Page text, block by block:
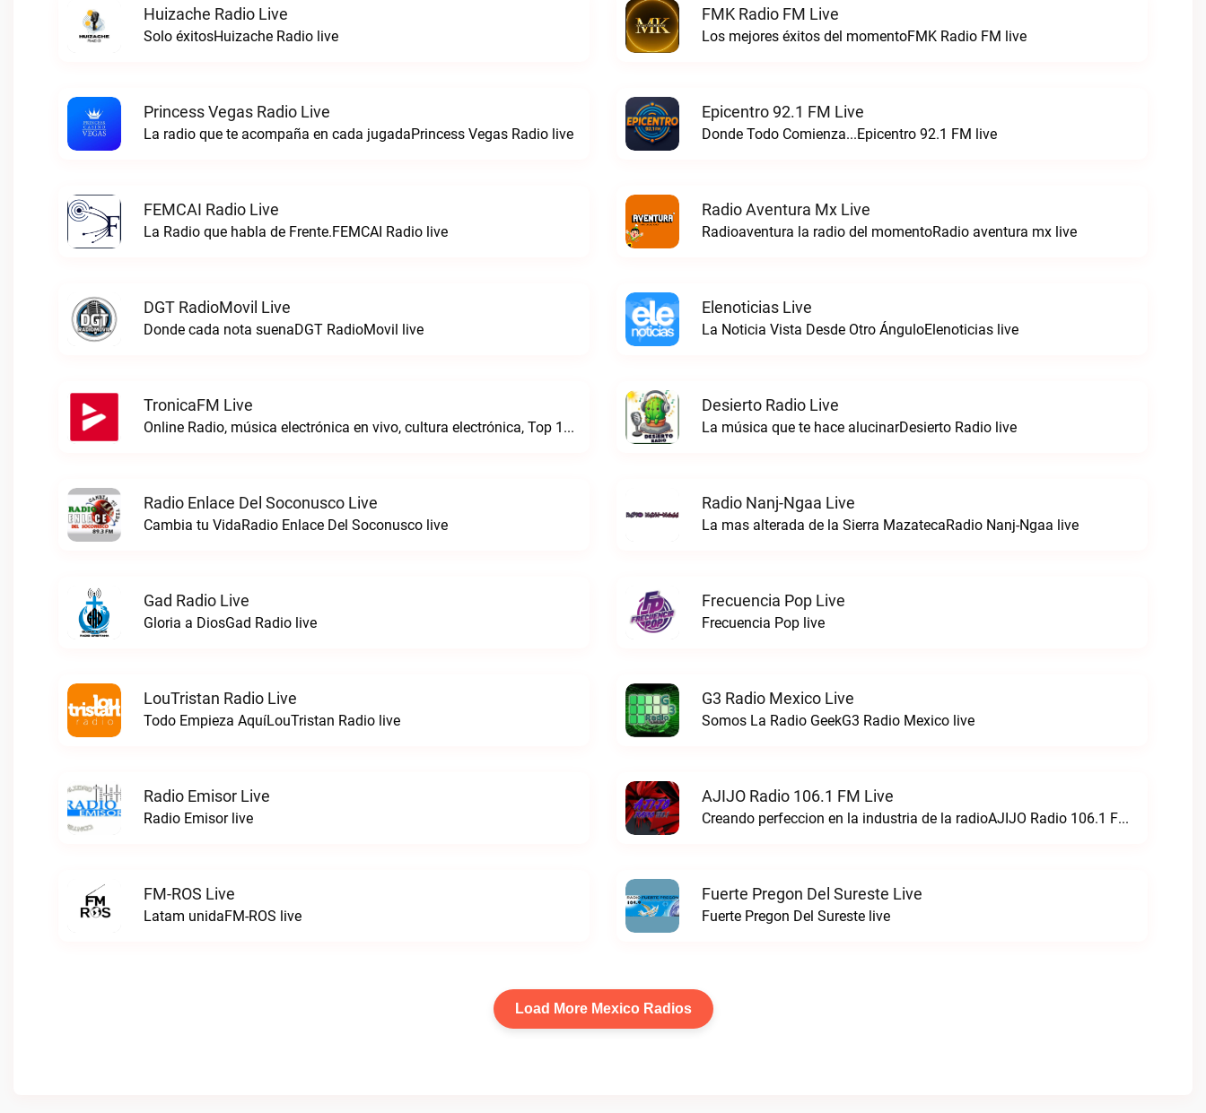
Huizache Radio Live
Solo éxitosHuizache Radio live
FMK Radio FM Live
Los mejores éxitos del momentoFMK Radio FM live
Princess Vegas Radio Live
La radio que te acompaña en cada jugadaPrincess Vegas Radio live
Epicentro 92.1 FM Live
Donde Todo Comienza...Epicentro 92.1 FM live
FEMCAI Radio Live
La Radio que habla de Frente.FEMCAI Radio live
Radio Aventura Mx Live
Radioaventura la radio del momentoRadio aventura mx live
DGT RadioMovil Live
Donde cada nota suenaDGT RadioMovil live
Elenoticias Live
La Noticia Vista Desde Otro ÁnguloElenoticias live
TronicaFM Live
Online Radio, música electrónica en vivo, cultura electrónica, Top 10 semanal, videos, descargasTronicaFM live
Desierto Radio Live
La música que te hace alucinarDesierto Radio live
Radio Enlace Del Soconusco Live
Cambia tu VidaRadio Enlace Del Soconusco live
Radio Nanj-Ngaa Live
La mas alterada de la Sierra MazatecaRadio Nanj-Ngaa live
Gad Radio Live
Gloria a DiosGad Radio live
Frecuencia Pop Live
Frecuencia Pop live
LouTristan Radio Live
Todo Empieza AquíLouTristan Radio live
G3 Radio Mexico Live
Somos La Radio GeekG3 Radio Mexico live
Radio Emisor Live
Radio Emisor live
AJIJO Radio 106.1 FM Live
Creando perfeccion en la industria de la radioAJIJO Radio 106.1 FM live
FM-ROS Live
Latam unidaFM-ROS live
Fuerte Pregon Del Sureste Live
Fuerte Pregon Del Sureste live
Load More Mexico Radios